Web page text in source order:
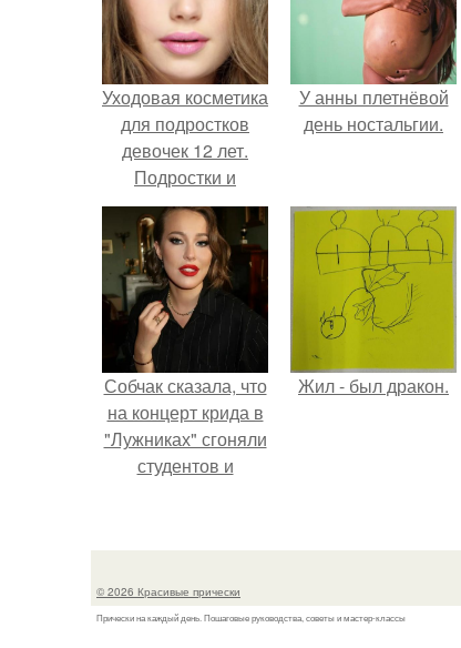
Уходовая косметика
для подростков
девочек 12 лет.
Подростки и
косметика — за и
против
У анны плетнёвой
день ностальгии.
Собчак сказала, что
на концерт крида в
"Лужниках" сгоняли
студентов и
так везде были
Жил - был дракон.
© 2026 Красивые прически
Прически на каждый день. Пошаговые руководства, советы и мастер-классы